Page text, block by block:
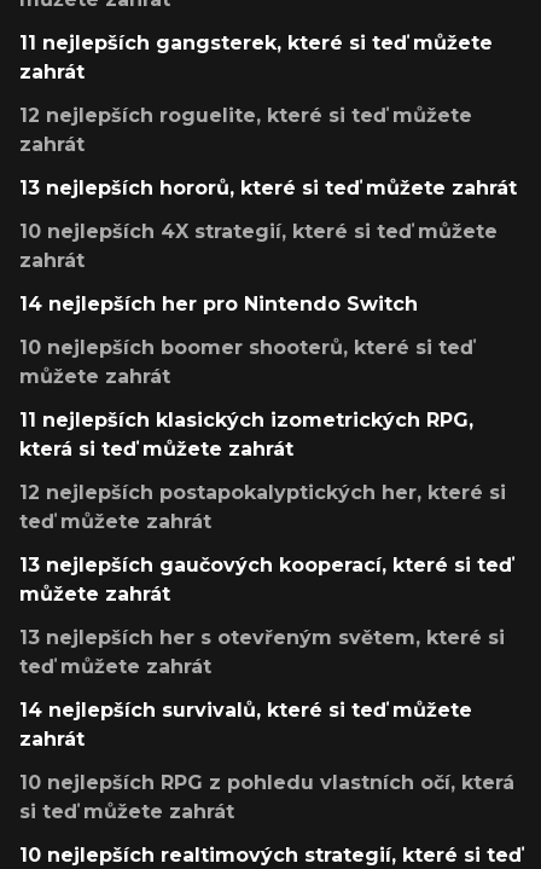
11 nejlepších gangsterek, které si teď můžete
zahrát
12 nejlepších roguelite, které si teď můžete
zahrát
13 nejlepších hororů, které si teď můžete zahrát
10 nejlepších 4X strategií, které si teď můžete
zahrát
14 nejlepších her pro Nintendo Switch
10 nejlepších boomer shooterů, které si teď
můžete zahrát
11 nejlepších klasických izometrických RPG,
která si teď můžete zahrát
12 nejlepších postapokalyptických her, které si
teď můžete zahrát
13 nejlepších gaučových kooperací, které si teď
můžete zahrát
13 nejlepších her s otevřeným světem, které si
teď můžete zahrát
14 nejlepších survivalů, které si teď můžete
zahrát
10 nejlepších RPG z pohledu vlastních očí, která
si teď můžete zahrát
10 nejlepších realtimových strategií, které si teď